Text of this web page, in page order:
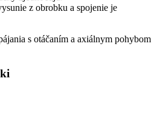
z obrobku a spojenie je
s otáčaním a axiálnym pohybom